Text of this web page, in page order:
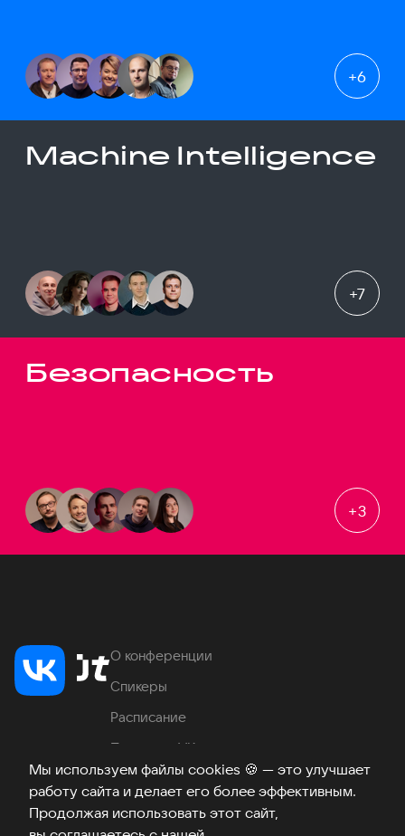
Мы используем файлы cookies 🍪 — это улучшает
работу сайта и делает его более эффективным.
Продолжая использовать этот сайт,
+6
Machine Intelligence
+7
Безопасность
+3
О конференции
Спикеры
Расписание
Продукты VK
Место проведения
Часто задаваемые вопросы